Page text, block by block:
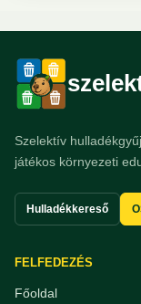
Szelektív
játékos környezeti
Hulladékkereső
FELFEDEZÉS
Főoldal